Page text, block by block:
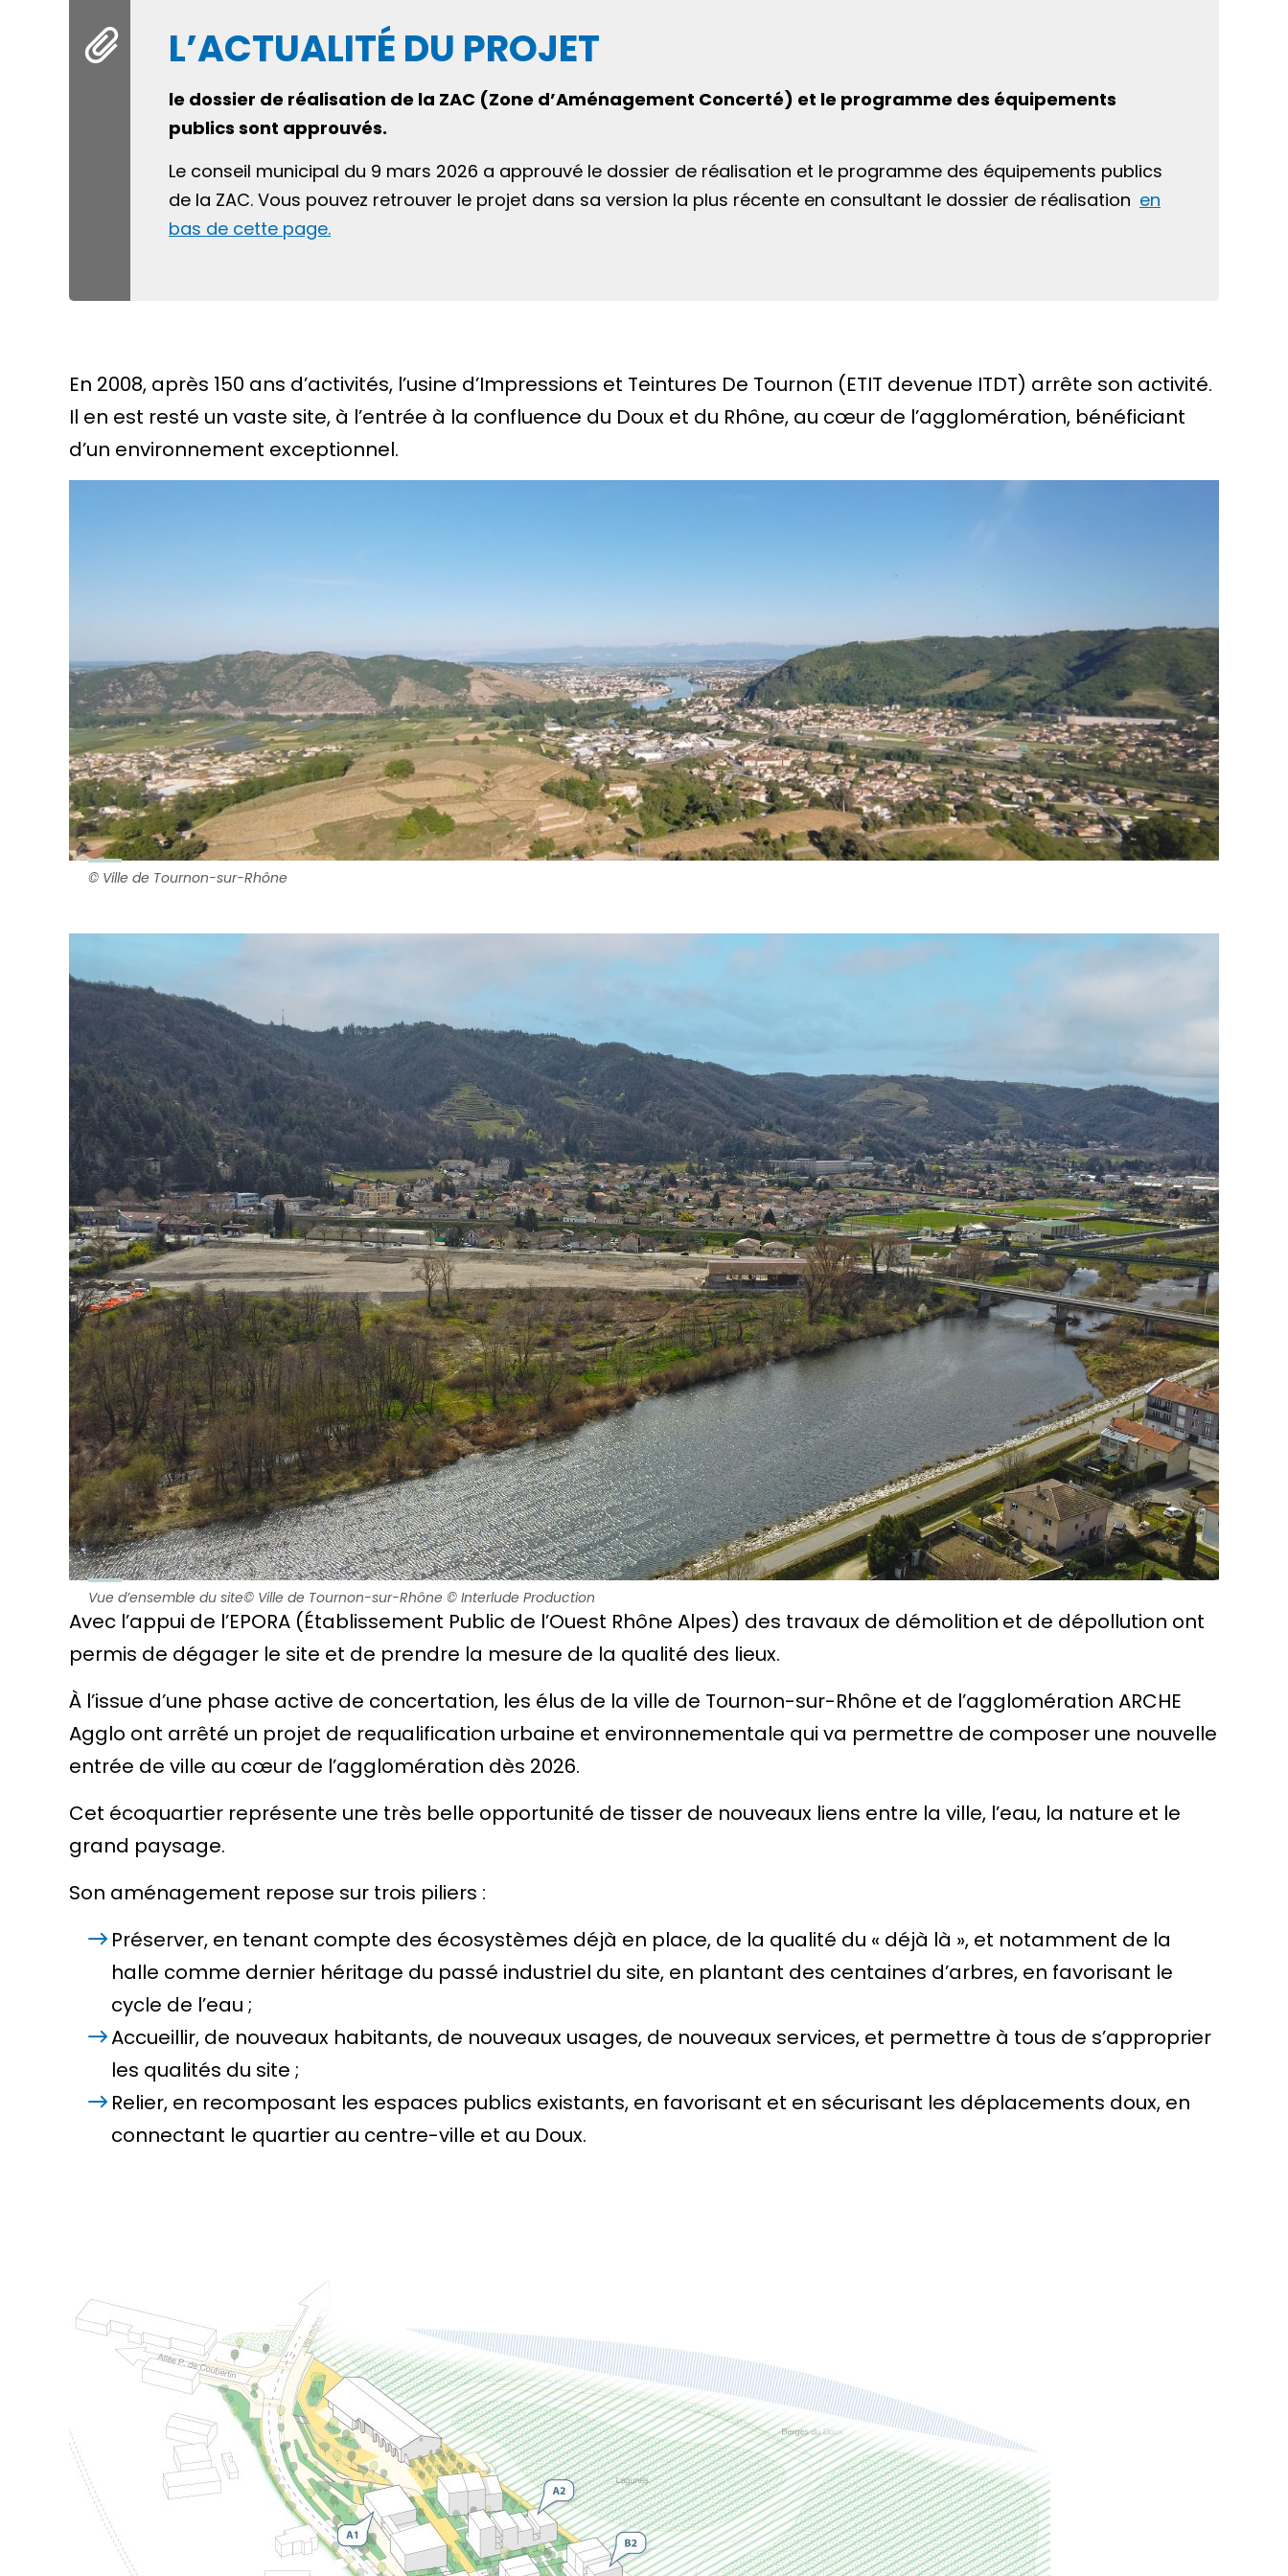
L’ACTUALITÉ DU PROJET
le dossier de réalisation de la ZAC (Zone d’Aménagement Concerté) et le programme des équipements
publics sont approuvés.
Le conseil municipal du 9 mars 2026 a approuvé le dossier de réalisation et le programme des équipements publics
de la ZAC. Vous pouvez retrouver le projet dans sa version la plus récente en consultant le dossier de réalisation en
bas de cette page.
En 2008, après 150 ans d’activités, l’usine d’Impressions et Teintures De Tournon (ETIT devenue ITDT) arrête son activité.
Il en est resté un vaste site, à l’entrée à la confluence du Doux et du Rhône, au cœur de l’agglomération, bénéficiant
d’un environnement exceptionnel.
© Ville de Tournon-sur-Rhône
Vue d’ensemble du site© Ville de Tournon-sur-Rhône © Interlude Production
Avec l’appui de l’EPORA (Établissement Public de l’Ouest Rhône Alpes) des travaux de démolition et de dépollution ont
permis de dégager le site et de prendre la mesure de la qualité des lieux.
À l’issue d’une phase active de concertation, les élus de la ville de Tournon-sur-Rhône et de l’agglomération ARCHE
Agglo ont arrêté un projet de requalification urbaine et environnementale qui va permettre de composer une nouvelle
entrée de ville au cœur de l’agglomération dès 2026.
Cet écoquartier représente une très belle opportunité de tisser de nouveaux liens entre la ville, l’eau, la nature et le
grand paysage.
Son aménagement repose sur trois piliers :
Préserver, en tenant compte des écosystèmes déjà en place, de la qualité du « déjà là », et notamment de la
halle comme dernier héritage du passé industriel du site, en plantant des centaines d’arbres, en favorisant le
cycle de l’eau ;
Accueillir, de nouveaux habitants, de nouveaux usages, de nouveaux services, et permettre à tous de s’approprier
les qualités du site ;
Relier, en recomposant les espaces publics existants, en favorisant et en sécurisant les déplacements doux, en
connectant le quartier au centre-ville et au Doux.